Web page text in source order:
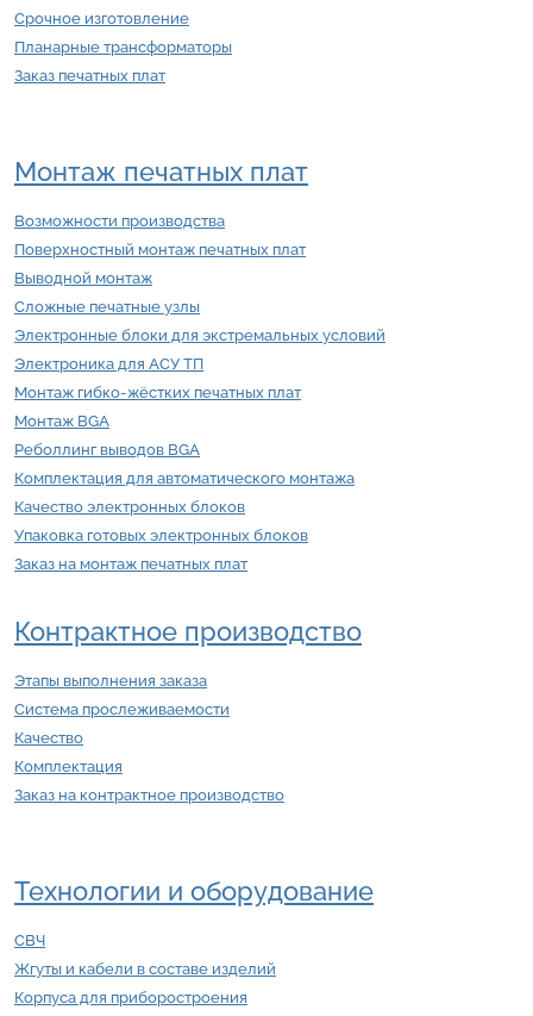
Срочное изготовление
Планарные трансформаторы
Заказ печатных плат
Монтаж печатных плат
Возможности производства
Поверхностный монтаж печатных плат
Выводной монтаж
Сложные печатные узлы
Электронные блоки для экстремальных условий
Электроника для АСУ ТП
Монтаж гибко-жёстких печатных плат
Монтаж BGA
Реболлинг выводов BGA
Комплектация для автоматического монтажа
Качество электронных блоков
Упаковка готовых электронных блоков
Заказ на монтаж печатных плат
Контрактное производство
Этапы выполнения заказа
Система прослеживаемости
Качество
Комплектация
Заказ на контрактное производство
Технологии и оборудование
СВЧ
Жгуты и кабели в составе изделий
Корпуса для приборостроения